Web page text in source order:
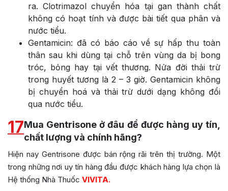
ra. Clotrimazol chuyển hóa tại gan thành chất
không có hoạt tính và được bài tiết qua phân và
nước tiểu.
Gentamicin: đã có báo cáo về sự hấp thu toàn
thân sau khi dùng tại chỗ trên vùng da bị bong
tróc, bỏng hay tại vết thương. Nửa đời thải trừ
trong huyết tương là 2 – 3 giờ. Gentamicin không
bị chuyển hoá và thải trừ dưới dạng không đổi
qua nước tiểu.
17Mua Gentrisone ở đâu để được hàng uy tín,
chất lượng và chính hãng?
Hiện nay Gentrisone được bán rộng rãi trên thị trường. Một
trong những nơi uy tín hàng đầu được khách hàng lựa chọn là
Hệ thống Nhà Thuốc VIVITA.